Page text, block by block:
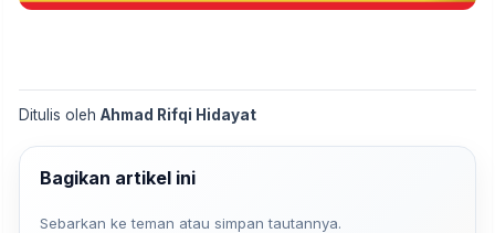
Ditulis oleh Ahmad Rifqi Hidayat
Bagikan artikel ini
Sebarkan ke teman atau simpan tautannya.